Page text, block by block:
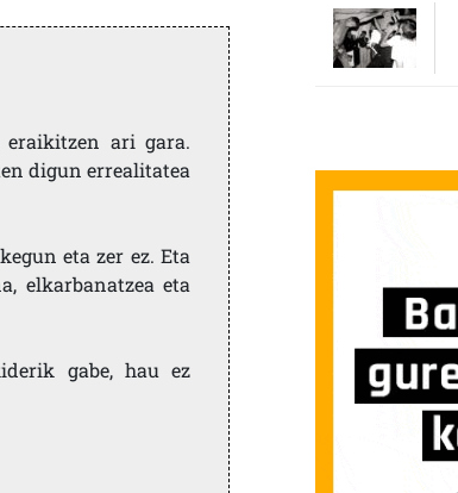
ari gara.
digun errealitatea
eta zer ez. Eta
elkarbanatzea eta
gabe, hau ez